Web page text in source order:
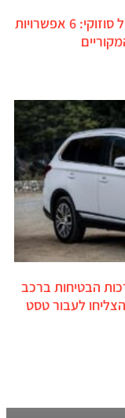
הוצג הסדר פשרה בפרשת ההיברידיות של סוזוקי: 6 אפשרויות
הבטיחות ברכב
לעבור טסט